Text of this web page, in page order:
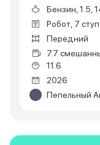
Бензин, 1.5,
Робот, 7
Передний
7.7
11.6
2026
Пепельный